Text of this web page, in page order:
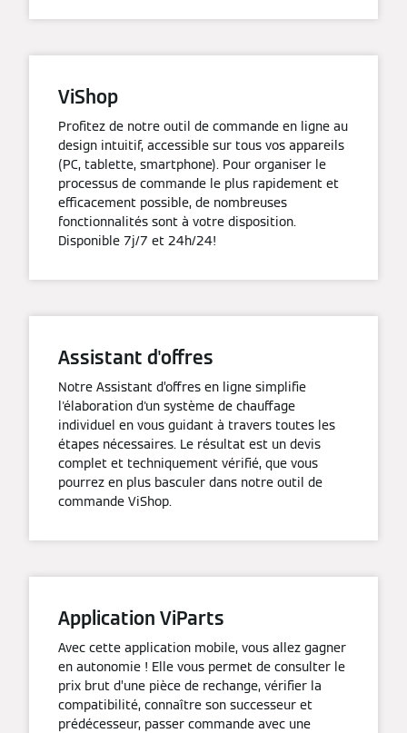
ViShop
Profitez de notre outil de commande en ligne au
design intuitif, accessible sur tous vos appareils
(PC, tablette, smartphone). Pour organiser le
processus de commande le plus rapidement et
efficacement possible, de nombreuses
fonctionnalités sont à votre disposition.
Disponible 7j/7 et 24h/24!
Assistant d'offres
Notre Assistant d’offres en ligne simplifie
l'élaboration d'un système de chauffage
individuel en vous guidant à travers toutes les
étapes nécessaires. Le résultat est un devis
complet et techniquement vérifié, que vous
pourrez en plus basculer dans notre outil de
commande ViShop.
Application ViParts
Avec cette application mobile, vous allez gagner
en autonomie ! Elle vous permet de consulter le
prix brut d’une pièce de rechange, vérifier la
compatibilité, connaître son successeur et
prédécesseur, passer commande avec une